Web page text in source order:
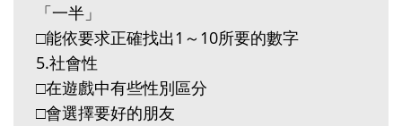
「一半」
□能依要求正確找出1～10所要的數字
5.社會性
□在遊戲中有些性別區分
□會選擇要好的朋友